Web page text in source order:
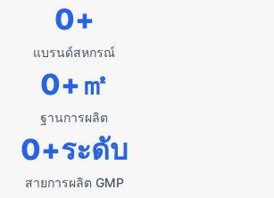
แบรนด์สหกรณ์
0+
ฐานการผลิต
0+㎡
สายการผลิต GMP
0+ระดับ